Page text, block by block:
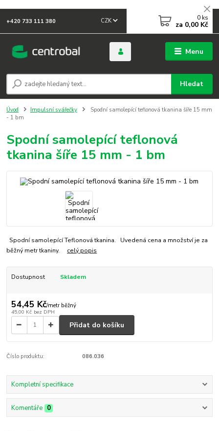
Menu
CZK
Hledat
+420 733 111 380 0 ks
za 0,00 Kč
Úvod Impulsní svářečky
Spodní samolepící teflonová tkanina šíře 15 mm
- 1 bm
Spodní samolepící teflonová
tkanina šíře 15 mm - 1 bm
Spodní samolepící Teflonová tkanina. Uvedená cena a množství je za
běžný metr tkaniny. celý popis
Dostupnost Skladem
54,45 Kč/metr běžný
45,00 Kč bez DPH
Přidat do košíku
Číslo produktu: 086.036
Kompletní specifikace
Komentáře 0